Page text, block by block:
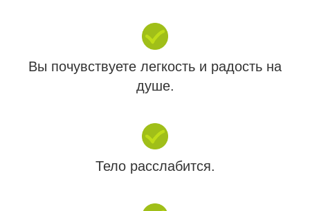
Вы почувствуете легкость и радость на
душе.
Тело расслабится.